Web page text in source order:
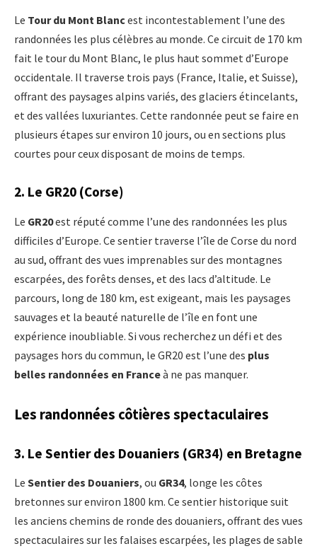
Le Tour du Mont Blancest incontestablement l’une des
randonnées les plus célèbres au monde. Ce circuit de 170 km
fait le tour du Mont Blanc, le plus haut sommet d’Europe
occidentale. Il traverse trois pays (France, Italie, et Suisse),
offrant des paysages alpins variés, des glaciers étincelants,
et des vallées luxuriantes. Cette randonnée peut se faire en
plusieurs étapes sur environ 10 jours, ou en sections plus
courtes pour ceux disposant de moins de temps.
2. Le GR20 (Corse)
Le GR20est réputé comme l’une des randonnées les plus
difficiles d’Europe. Ce sentier traverse l’île de Corse du nord
au sud, offrant des vues imprenables sur des montagnes
escarpées, des forêts denses, et des lacs d’altitude. Le
parcours, long de 180 km, est exigeant, mais les paysages
sauvages et la beauté naturelle de l’île en font une
expérience inoubliable. Si vous recherchez un défi et des
paysages hors du commun, le GR20 est l’une des plus
belles randonnées en Franceà ne pas manquer.
Les randonnées côtières spectaculaires
3. Le Sentier des Douaniers (GR34) en Bretagne
Le Sentier des Douaniers, ou GR34, longe les côtes
bretonnes sur environ 1800 km. Ce sentier historique suit
les anciens chemins de ronde des douaniers, offrant des vues
spectaculaires sur les falaises escarpées, les plages de sable